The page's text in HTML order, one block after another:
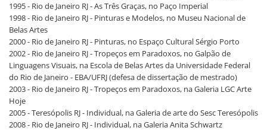
1995 - Rio de Janeiro RJ - As Três Graças, no Paço Imperial
1998 - Rio de Janeiro RJ - Pinturas e Modelos, no Museu Nacional de
Belas Artes
2000 - Rio de Janeiro RJ - Pinturas, no Espaço Cultural Sérgio Porto
2002 - Rio de Janeiro RJ - Tropeços em Paradoxos, no Galpão de
Linguagens Visuais, na Escola de Belas Artes da Universidade Federal
do Rio de Janeiro - EBA/UFRJ (defesa de dissertação de mestrado)
2003 - Rio de Janeiro RJ - Tropeços em Paradoxos, na Galeria LGC Arte
Hoje
2005 - Teresópolis RJ - Individual, na Galeria de arte do Sesc Teresópolis
2008 - Rio de Janeiro RJ - Individual, na Galeria Anita Schwartz